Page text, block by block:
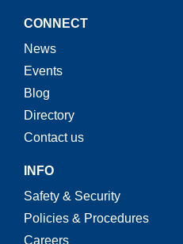
CONNECT
News
Events
Blog
Directory
Contact us
INFO
Safety & Security
Policies & Procedures
Careers